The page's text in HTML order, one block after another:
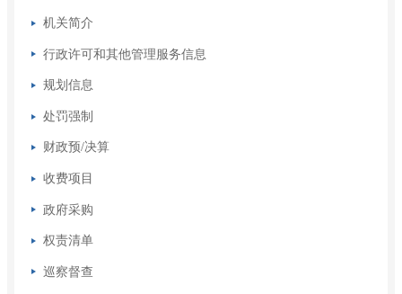
机关简介
行政许可和其他管理服务信息
规划信息
处罚强制
财政预/决算
收费项目
政府采购
权责清单
巡察督查